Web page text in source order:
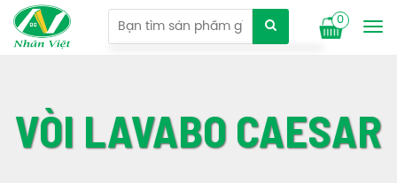
0
VÒI LAVABO CAESAR